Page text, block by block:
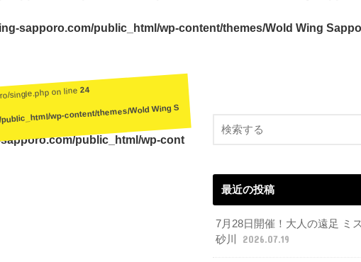
sapporo.com/public_html/wp-content/themes/Wold Wing
public_html/wp-cont
single.php on line24
wp-content/themes/Wold Wing S
最近の投稿
7月28日開催！大人の遠足 ミ
砂川
2026.07.19